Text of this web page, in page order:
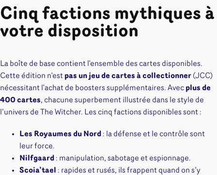
Cinq factions mythiques à
votre disposition
La boîte de base contient l'ensemble des cartes disponibles.
Cette édition n'est pas un jeu de cartes à collectionner (JCC)
nécessitant l'achat de boosters supplémentaires. Avec plus de
400 cartes, chacune superbement illustrée dans le style de
l’univers de The Witcher. Les cinq factions disponibles sont :
Les Royaumes du Nord : la défense et le contrôle sont
leur force.
Nilfgaard : manipulation, sabotage et espionnage.
Scoia’tael : rapides et rusés, ils frappent quand on s’y